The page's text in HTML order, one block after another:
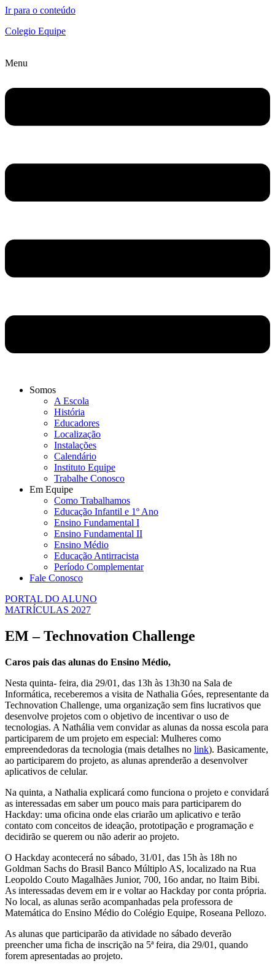
Ir para o conteúdo
Colegio Equipe
Menu
Somos
A Escola
História
Educadores
Localização
Instalações
Calendário
Instituto Equipe
Trabalhe Conosco
Em Equipe
Como Trabalhamos
Educação Infantil e 1º Ano
Ensino Fundamental I
Ensino Fundamental II
Ensino Médio
Educação Antirracista
Período Complementar
Fale Conosco
PORTAL DO ALUNO
MATRÍCULAS 2027
EM – Technovation Challenge
Caros pais das alunas do Ensino Médio,
Nesta quinta- feira, dia 29/01, das 13h às 13h30 na Sala de
Informática, receberemos a visita de Nathalia Góes, representante da
Technovation Challenge, uma organização sem fins lucrativos que
desenvolve projetos com o objetivo de incentivar o uso de
tecnologias. A Nathália vem convidar as alunas da nossa escola para
participarem de um projeto em especial: Mulheres como
empreendedoras da tecnologia (mais detalhes no link). Basicamente,
ao participarem do projeto, as alunas aprenderão a desenvolver
aplicativos de celular.
Na quinta, a Nathalia explicará como funciona o projeto e convidará
as interessadas em saber um pouco mais para participarem do
Hackday: uma oficina onde elas criarão um aplicativo e terão
contato com conceitos de ideação, prototipação e programação e
decidirão se querem ou não aderir ao projeto.
O Hackday acontecerá no sábado, 31/01, das 15h às 18h no
Goldman Sachs do Brasil Banco Múltiplo AS, localizado na Rua
Leopoldo Couto Magalhães Junior, 700, 16o andar, no Itaim Bibi.
As interessadas devem em ir e voltar ao Hackday por conta própria.
No local, as alunas serão acompanhadas pela professora de
Matemática do Ensino Médio do Colégio Equipe, Roseana Pellozo.
As alunas que participarão da atividade no sábado deverão
preencher uma ficha de inscrição na 5ª feira, dia 29/01, quando
forem apresentadas ao projeto.